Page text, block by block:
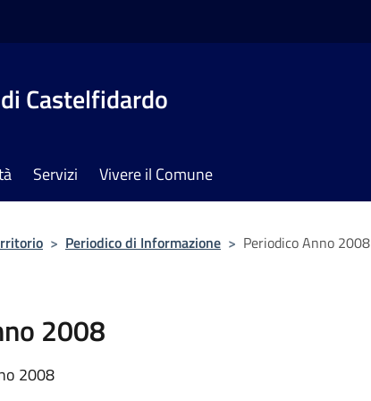
Castelfidardo
Servizi Vivere il Comune
> Periodico di Informazione > Periodico Anno 2008
2008
2008